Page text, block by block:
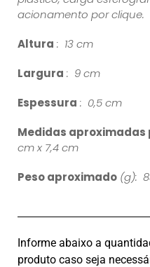
acionamento por clique.
Altura : 13 cm
Largura : 9 cm
Espessura : 0,5 cm
Medidas
cm x 7,4 cm
Peso aproximado (g):
Informe abaixo a
produto caso seja